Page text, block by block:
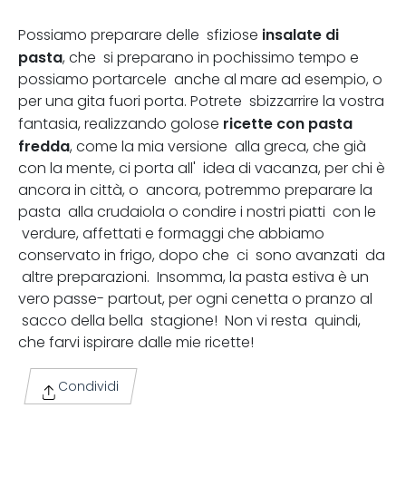
Possiamo preparare delle sfiziose insalate di
pasta, che si preparano in pochissimo tempo e
possiamo portarcele anche al mare ad esempio, o
per una gita fuori porta. Potrete sbizzarrire la vostra
fantasia, realizzando golose ricette con pasta
fredda, come la mia versione alla greca, che già
con la mente, ci porta all' idea di vacanza, per chi è
ancora in città, o ancora, potremmo preparare la
pasta alla crudaiola o condire i nostri piatti con le
verdure, affettati e formaggi che abbiamo
conservato in frigo, dopo che ci sono avanzati da
altre preparazioni. Insomma, la pasta estiva è un
vero passe- partout, per ogni cenetta o pranzo al
sacco della bella stagione! Non vi resta quindi,
che farvi ispirare dalle mie ricette!
Condividi